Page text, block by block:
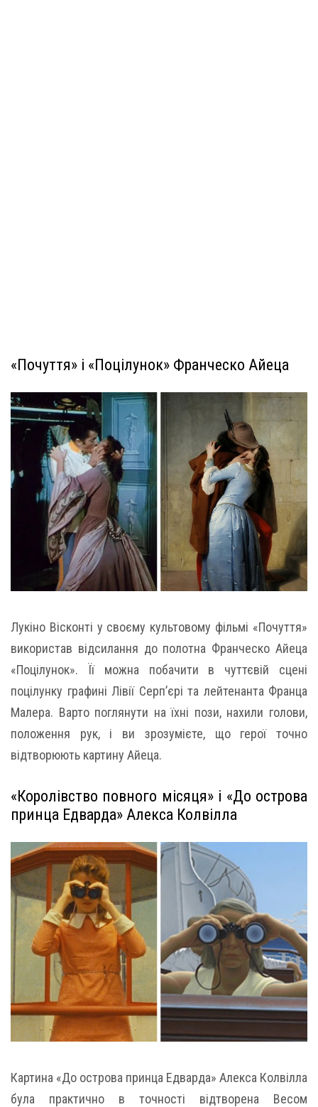
«Почуття» і «Поцілунок» Франческо Айеца
Лукіно Вісконті у своєму культовому фільмі «Почуття»
використав відсилання до полотна Франческо Айеца
«Поцілунок». Її можна побачити в чуттєвій сцені
поцілунку графині Лівії Серп’єрі та лейтенанта Франца
Малера. Варто поглянути на їхні пози, нахили голови,
положення рук, і ви зрозумієте, що герої точно
відтворюють картину Айеца.
«Королівство повного місяця» і «До острова
принца Едварда» Алекса Колвілла
Картина «До острова принца Едварда» Алекса Колвілла
була практично в точності відтворена Весом